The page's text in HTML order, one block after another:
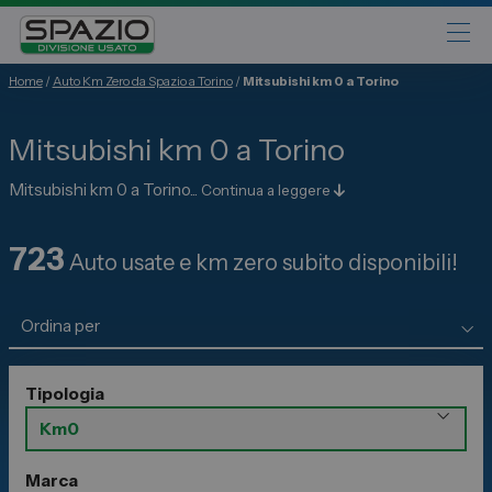
Fiat
Abarth
Alfa Romeo
Opel
Peugeot
Citroen
Leapmotor
Toyota
Home/ Auto Km Zero da Spazio a Torino/ Mitsubishi km 0 a Torino
Mitsubishi km 0 a Torino
Mitsubishi km 0 a Torino... Continua a leggere
723 Auto usate e km zero subito disponibili!
Tipologia
Marca